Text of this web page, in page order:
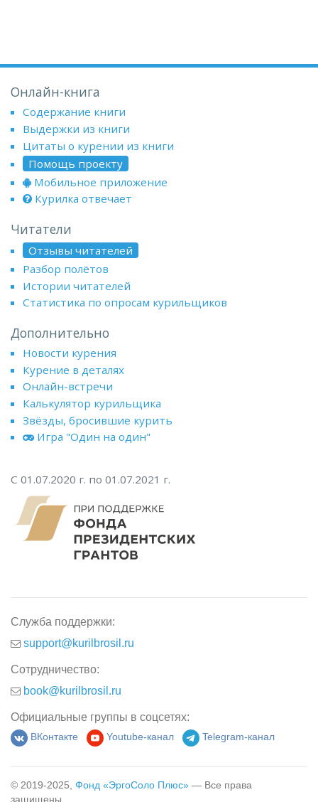
Онлайн-книга
Содержание книги
Выдержки из книги
Цитаты о курении из книги
Помощь проекту
Мобильное приложение
Курилка отвечает
Читатели
Отзывы читателей
Разбор полётов
Истории читателей
Статистика по опросам курильщиков
Дополнительно
Новости курения
Курение в деталях
Онлайн-встречи
Калькулятор курильщика
Звёзды, бросившие курить
Игра "Один на один"
С 01.07.2020 г. по 01.07.2021 г.
Служба поддержки:
support@kurilbrosil.ru
Сотрудничество:
book@kurilbrosil.ru
Официальные группы в соцсетях:
ВКонтакте Youtube-канал Telegram-канал
© 2019-2025, Фонд «ЭргоСоло Плюс» — Все права
защищены.